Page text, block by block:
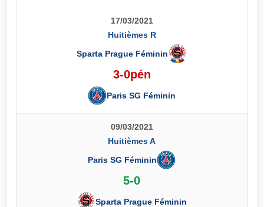
17/03/2021
Huitièmes R
Sparta Prague Féminin
3-0pén
Paris SG Féminin
09/03/2021
Huitièmes A
Paris SG Féminin
5-0
Sparta Prague Féminin